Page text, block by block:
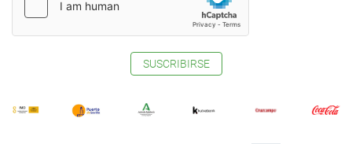
SUSCRIBIRSE